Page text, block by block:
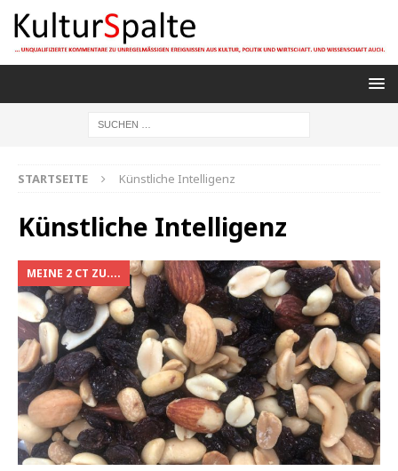
STARTSEITE Künstliche Intelligenz
Künstliche Intelligenz
MEINE 2 CT ZU....